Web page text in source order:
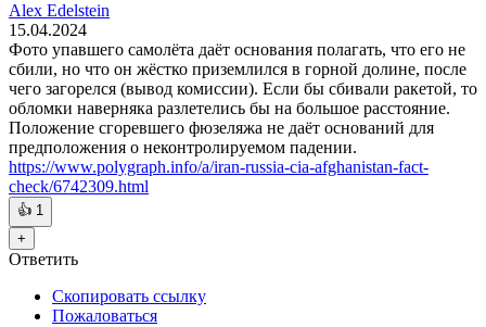
Alex Edelstein
15.04.2024
Фото упавшего самолёта даёт основания полагать, что его не
сбили, но что он жёстко приземлился в горной долине, после
чего загорелся (вывод комиссии). Если бы сбивали ракетой, то
обломки наверняка разлетелись бы на большое расстояние.
Положение сгоревшего фюзеляжа не даёт оснований для
предположения о неконтролируемом падении.
https://www.polygraph.info/a/iran-russia-cia-afghanistan-fact-
check/6742309.html
👍 1
+
Ответить
Скопировать ссылку
Пожаловаться